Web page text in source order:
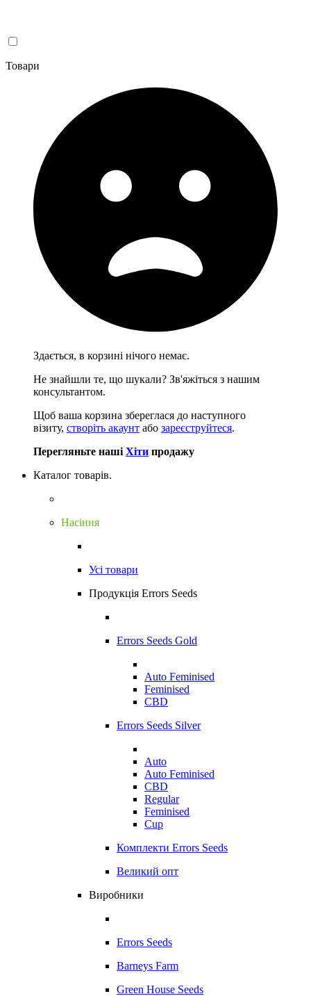
Товари
Здається, в корзині нічого немає.
Не знайшли те, що шукали? Зв'яжіться з нашим
консультантом.
Щоб ваша корзина збереглася до наступного
візиту, створіть акаунт або зареєструйтеся.
Перегляньте наші Хіти продажу
Каталог товарів.
Насіння
Усі товари
Продукція Errors Seeds
Errors Seeds Gold
Auto Feminised
Feminised
CBD
Errors Seeds Silver
Auto
Auto Feminised
CBD
Regular
Feminised
Cup
Комплекти Errors Seeds
Великий опт
Виробники
Errors Seeds
Barneys Farm
Green House Seeds